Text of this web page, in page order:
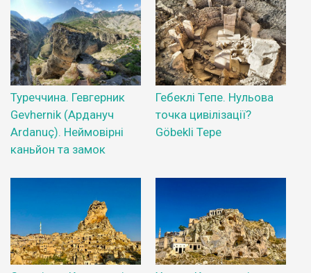
Туреччина. Гевгерник
Gevhernik (Ардануч
Ardanuç). Неймовірні
каньйон та замок
Гебеклі Тепе. Нульова
точка цивілізації?
Göbekli Tepe